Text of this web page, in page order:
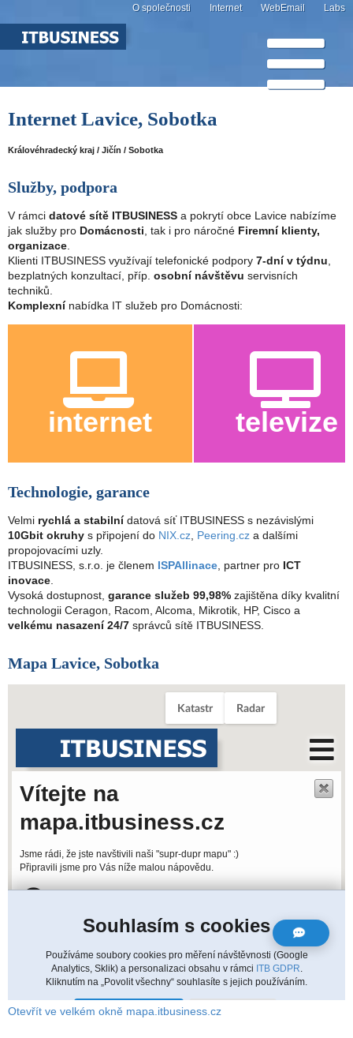
O společnosti Internet WebEmail Labs
Internet Lavice, Sobotka
Královéhradecký kraj / Jičín / Sobotka
Služby, podpora
V rámci datové sítě ITBUSINESS a pokrytí obce Lavice nabízíme
jak služby pro Domácnosti , tak i pro náročné Firemní klienty,
organizace
Klienti ITBUSINESS využívají telefonické podpory 7-dní v týdnu
bezplatných konzultací, příp. osobní návštěvu servisních
techniků.
Komplexnínabídka IT služeb pro Domácnosti:
internet televize
Technologie, garance
Velmi rychlá a stabilnídatová síť ITBUSINESS s nezávislými
10Gbit okruhy s připojení do NIX.cz, Peering.cz a dalšími
propojovacími uzly.
ITBUSINESS, s.r.o. je členem ISPAllinace, partner pro ICT
inovace.
Vysoká dostupnost, garance služeb 99,98% zajištěna díky kvalitní
technologii Ceragon, Racom, Alcoma, Mikrotik, HP, Cisco a
velkému nasazení 24/7 správců sítě ITBUSINESS.
Mapa Lavice, Sobotka
Otevřít ve velkém okně mapa.itbusiness.cz